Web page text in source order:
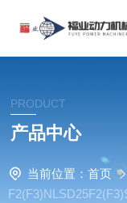
PRODUCT
产品中心
当前位置： 首页